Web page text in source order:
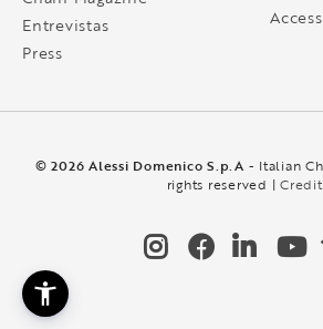
Entrevistas
Press
© 2026 Alessi Domenico S.p.A - Italian
rights reserved |